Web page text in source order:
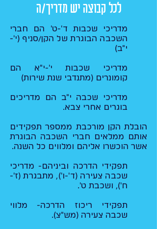
לכל קבוצה יש מדריך/ה
מדריכי שכבות ד'-ט' הם חברי
השכבה הבוגרת של הקן/סניף (י'-
י"ב)
מדריכי שכבות י'-י"א הם
קומונרים (מתנדבי שנת שירות)
מדריכי שכבה י"ב הם מדריכים
בוגרים אחרי צבא.
הובלת הקן מורכבת ממספר תפקידים
אותם ממלאים חברי השכבה הבוגרת
אשר הוכשרו אליהם ומלווים כל השנה.
תפקידי הדרכה וביניהם- מדריכי
שכבה צעירה (ד'-ו'), מתבגרת (ז'-
ח'), ושכבת ט'.
תפקידי ריכוז הדרכה- מלווי
שכבה צעירה (מש"צ).